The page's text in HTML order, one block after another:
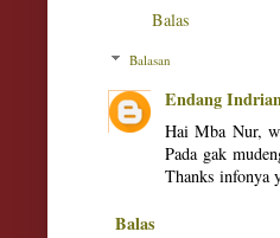
Balas
Balasan
Endang
Hai Mba Nur,
Pada gak
Thanks infonya
Balas